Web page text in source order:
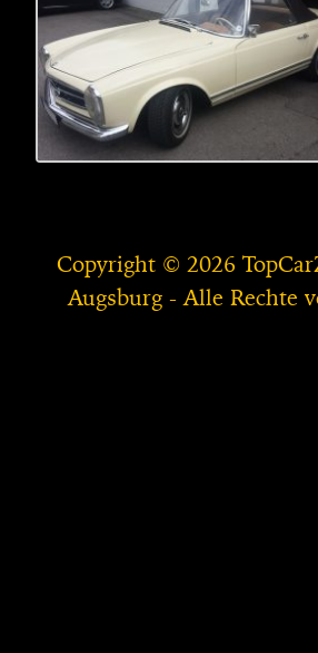
Copyright © 2026
Augsburg - Alle Rechte